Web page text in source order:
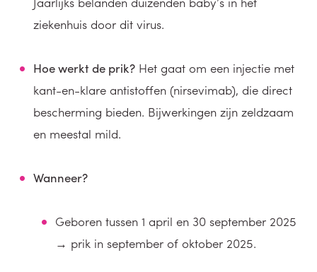
ziekenhuis door dit virus.
Hoe werkt de prik? Het gaat om een injectie met
kant-en-klare antistoffen (nirsevimab), die direct
bescherming bieden. Bijwerkingen zijn zeldzaam
en meestal mild.
Wanneer?
Geboren tussen 1 april en 30 september 2025
→ prik in september of oktober 2025.